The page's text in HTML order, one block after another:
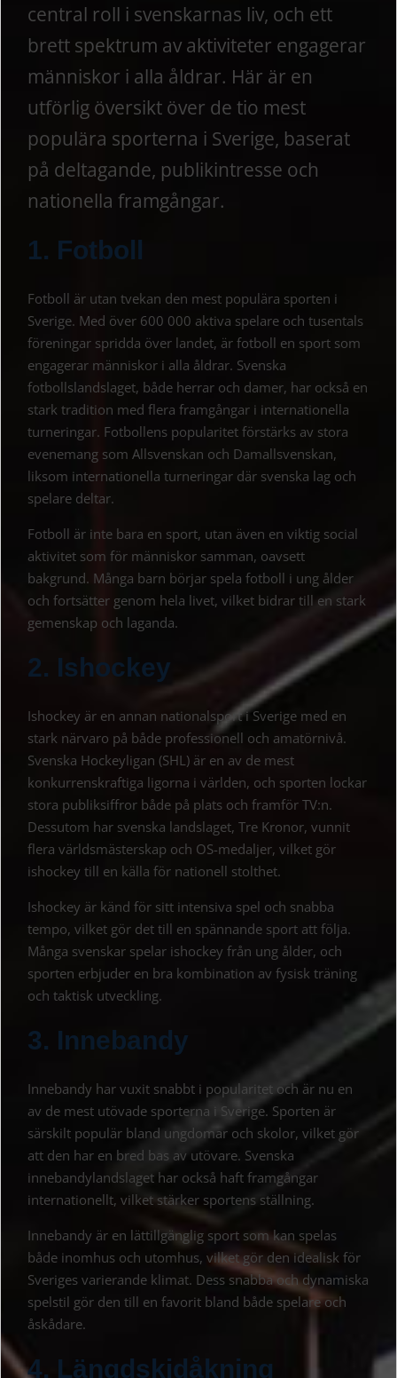
central roll i svenskarnas liv, och ett
brett spektrum av aktiviteter engagerar
människor i alla åldrar. Här är en
utförlig översikt över de tio mest
populära sporterna i Sverige, baserat
på deltagande, publikintresse och
nationella framgångar.
1. Fotboll
Fotboll är utan tvekan den mest populära sporten i
Sverige. Med över 600 000 aktiva spelare och tusentals
föreningar spridda över landet, är fotboll en sport som
engagerar människor i alla åldrar. Svenska
fotbollslandslaget, både herrar och damer, har också en
stark tradition med flera framgångar i internationella
turneringar. Fotbollens popularitet förstärks av stora
evenemang som Allsvenskan och Damallsvenskan,
liksom internationella turneringar där svenska lag och
spelare deltar.
Fotboll är inte bara en sport, utan även en viktig social
aktivitet som för människor samman, oavsett
bakgrund. Många barn börjar spela fotboll i ung ålder
och fortsätter genom hela livet, vilket bidrar till en stark
gemenskap och laganda.
2. Ishockey
Ishockey är en annan nationalsport i Sverige med en
stark närvaro på både professionell och amatörnivå.
Svenska Hockeyligan (SHL) är en av de mest
konkurrenskraftiga ligorna i världen, och sporten lockar
stora publiksiffror både på plats och framför TV:n.
Dessutom har svenska landslaget, Tre Kronor, vunnit
flera världsmästerskap och OS-medaljer, vilket gör
ishockey till en källa för nationell stolthet.
Ishockey är känd för sitt intensiva spel och snabba
tempo, vilket gör det till en spännande sport att följa.
Många svenskar spelar ishockey från ung ålder, och
sporten erbjuder en bra kombination av fysisk träning
och taktisk utveckling.
3. Innebandy
Innebandy har vuxit snabbt i popularitet och är nu en
av de mest utövade sporterna i Sverige. Sporten är
särskilt populär bland ungdomar och skolor, vilket gör
att den har en bred bas av utövare. Svenska
innebandylandslaget har också haft framgångar
internationellt, vilket stärker sportens ställning.
Innebandy är en lättillgänglig sport som kan spelas
både inomhus och utomhus, vilket gör den idealisk för
Sveriges varierande klimat. Dess snabba och dynamiska
spelstil gör den till en favorit bland både spelare och
åskådare.
4. Längdskidåkning